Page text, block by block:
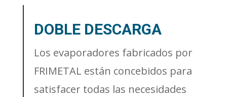
DOBLE DESCARGA
Los evaporadores fabricados por
FRIMETAL están concebidos para
satisfacer todas las necesidades